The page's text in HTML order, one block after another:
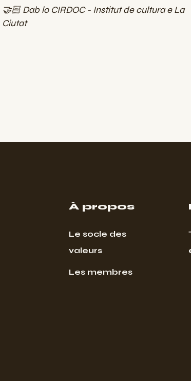
🤝🏻 Dab lo CIRDOC - Institut de cultura e La
Ciutat
À propos
Le socle des
valeurs
Les membres